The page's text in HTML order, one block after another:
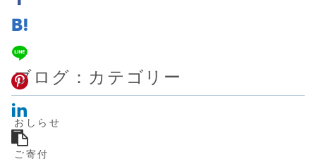
ブログ：カテゴリー
おしらせ
ご寄付